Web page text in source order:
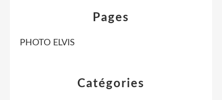
Catégories
Pages
PHOTO ELVIS